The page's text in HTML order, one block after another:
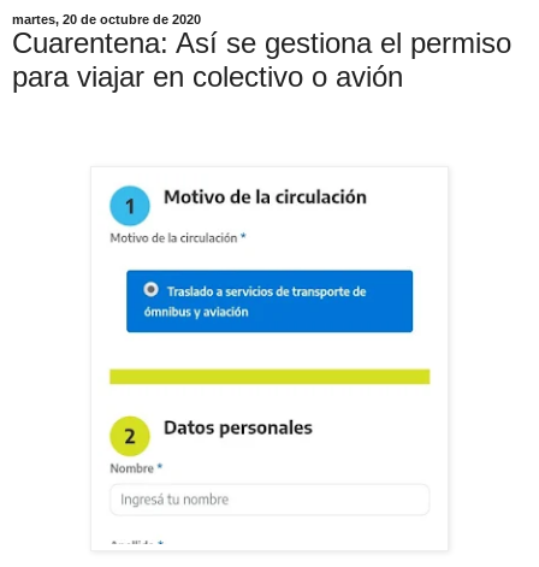
martes, 20 de octubre de 2020
Cuarentena: Así se gestiona el permiso
para viajar en colectivo o avión